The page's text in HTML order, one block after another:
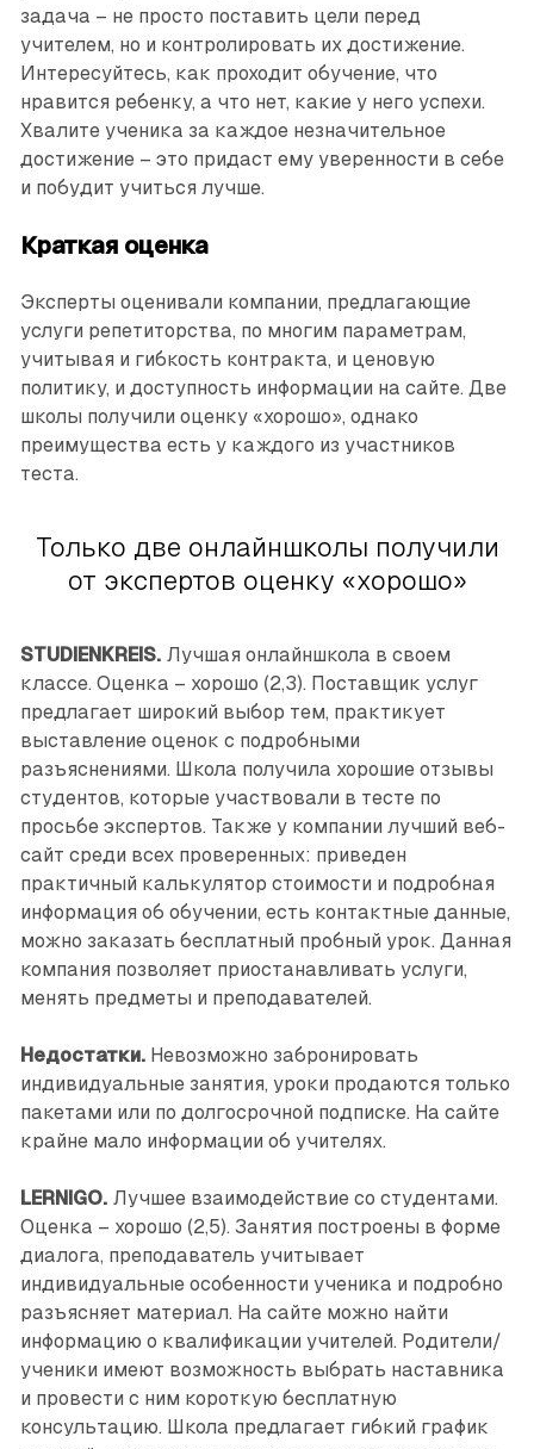
задача – не просто поставить цели перед
учителем, но и контролировать их достижение.
Интересуйтесь, как проходит обучение, что
нравится ребенку, а что нет, какие у него успехи.
Хвалите ученика за каждое незначительное
достижение – это придаст ему уверенности в себе
и побудит учиться лучше.
Краткая оценка
Эксперты оценивали компании, предлагающие
услуги репетиторства, по многим параметрам,
учитывая и гибкость контракта, и ценовую
политику, и доступность информации на сайте. Две
школы получили оценку «хорошо», однако
преимущества есть у каждого из участников
теста.
Только две онлайншколы получили
от экспертов оценку «хорошо»
STUDIENKREIS. Лучшая онлайншкола в своем
классе. Оценка – хорошо (2,3). Поставщик услуг
предлагает широкий выбор тем, практикует
выставление оценок с подробными
разъяснениями. Школа получила хорошие отзывы
студентов, которые участвовали в тесте по
просьбе экспертов. Также у компании лучший веб-
сайт среди всех проверенных: приведен
практичный калькулятор стоимости и подробная
информация об обучении, есть контактные данные,
можно заказать бесплатный пробный урок. Данная
компания позволяет приостанавливать услуги,
менять предметы и преподавателей.
Недостатки.Невозможно забронировать
индивидуальные занятия, уроки продаются только
пакетами или по долгосрочной подписке. На сайте
крайне мало информации об учителях.
LERNIGO.Лучшее взаимодействие со студентами.
Оценка – хорошо (2,5). Занятия построены в форме
диалога, преподаватель учитывает
индивидуальные особенности ученика и подробно
разъясняет материал. На сайте можно найти
информацию о квалификации учителей. Родители/
ученики имеют возможность выбрать наставника
и провести с ним короткую бесплатную
консультацию. Школа предлагает гибкий график